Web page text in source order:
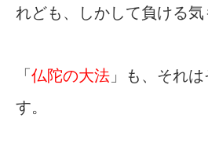
れども、しかして負ける気
「 仏陀の大法 」も、それ
す。